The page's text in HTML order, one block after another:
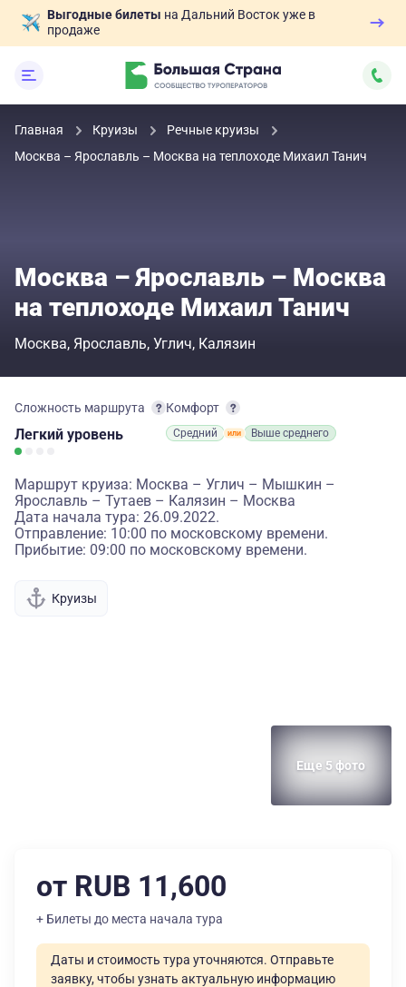
Выгодные билеты на Дальний Восток уже в
продаже
Главная Круизы
Речные круизы
Москва – Ярославль – Москва на теплоходе Михаил Танич
Москва – Ярославль – Москва
на теплоходе Михаил Танич
Москва Ярославль Углич Калязин
Сложность маршрута
Легкий уровень
Комфорт
Средний Выше среднего
Маршрут круиза: Москва – Углич – Мышкин –
Ярославль – Тутаев – Калязин – Москва
Дата начала тура: 26.09.2022.
Отправление: 10:00 по московскому времени.
Прибытие: 09:00 по московскому времени.
Круизы
Еще 5 фото
от RUB 11,600
+ Билеты до места начала тура
Даты и стоимость тура уточняются. Отправьте
заявку, чтобы узнать актуальную информацию